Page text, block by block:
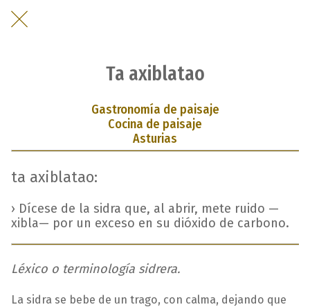
Ta axiblatao
Gastronomía de paisaje
Cocina de paisaje
Asturias
ta axiblatao:
› Dícese de la sidra que, al abrir, mete ruido —
xibla— por un exceso en su dióxido de carbono.
Léxico o terminología sidrera.
La sidra se bebe de un trago, con calma, dejando que